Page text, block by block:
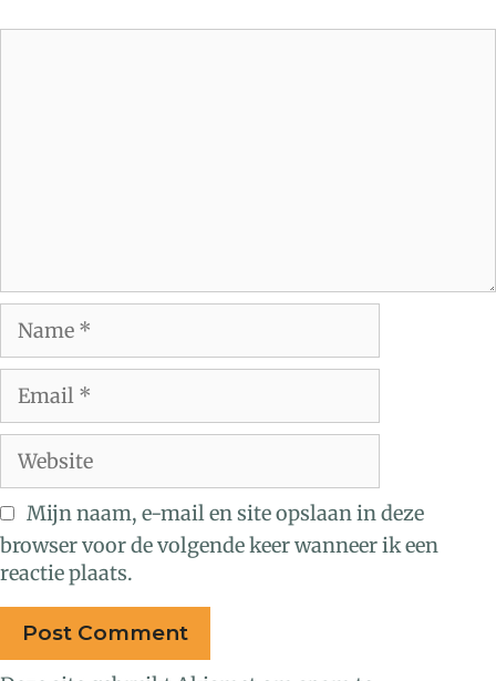
Mijn naam, e-mail en site opslaan in deze
browser voor de volgende keer wanneer ik een
reactie plaats.